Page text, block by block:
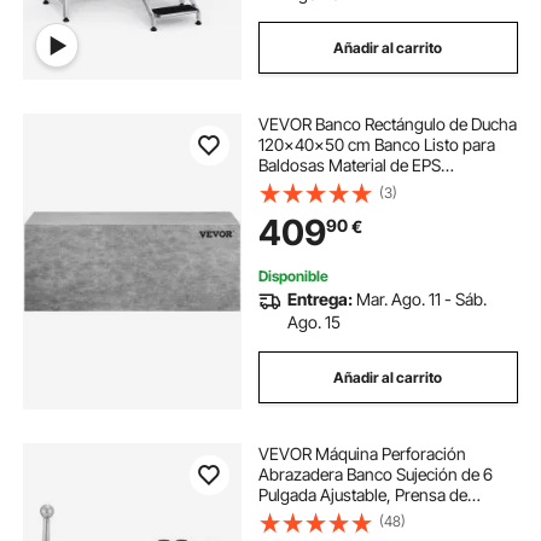
Añadir al carrito
VEVOR Banco Rectángulo de Ducha
120x40x50 cm Banco Listo para
Baldosas Material de EPS
Compuesto Asiento de Banco de
Ducha Listo para Azulejos Carga de
200 kg Membrana Impermeable
para Cuarto de Baño
(3)
40990€
Disponible
Entrega: Mar. Ago. 11 - Sáb.
Ago. 15
Añadir al carrito
VEVOR Máquina Perforación
Abrazadera Banco Sujeción de 6
Pulgada Ajustable, Prensa de
Sujeción de Mesa de Precisión de
160 mm, Herramienta de Banco de
(48)